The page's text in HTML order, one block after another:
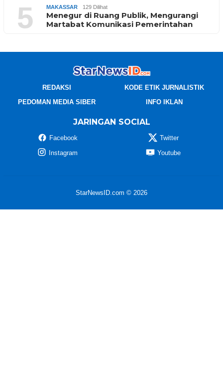
5 MAKASSAR 129 Dilihat
Menegur di Ruang Publik, Mengurangi
Martabat Komunikasi Pemerintahan
REDAKSI
KODE ETIK JURNALISTIK
PEDOMAN MEDIA SIBER
INFO IKLAN
JARINGAN SOCIAL
Facebook
Twitter
Instagram
Youtube
StarNewsID.com © 2026